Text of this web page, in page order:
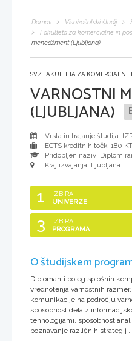
Domov Visokošolski študij
Fakulteta za komercialne in
menedžment (Ljubljana)
SVZ FAKULTETA ZA KOMERCIALNE
VARNOSTNI
(LJUBLJANA)
Vrsta in trajanje študija:
ECTS kreditnih točk: 180
Pridobljen naziv:
Kraj izvajanja: Ljubljana
1
IZBIRA
UNIVERZE
3
IZBIRA
PROGRAMA
O študijskem
Diplomanti poleg splošnih
vrednotenja varnostnih
komunikacije na področju
sposobnost dela z
tehnologijami, sposobnost
poznavanje različnih strategij